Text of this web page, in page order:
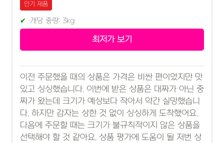
인기 제품
개당 중량: 3kg
최저가 보기
이전 주문했을 때의 상품은 가격은 비싼 편이었지만 맛
있고 싱싱했습니다. 이번에 받은 상품은 대짜가 아닌 중
짜가 왔는데 크기가 예상보다 작아서 약간 실망했습니
다. 하지만 감자는 상한 것 없이 싱싱하게 도착했어요.
다음에 주문할 때는 크기가 불규칙적이지 않은 상품을
선택해야 할 것 같아요. 상품 평가에 도움이 될 저번 상